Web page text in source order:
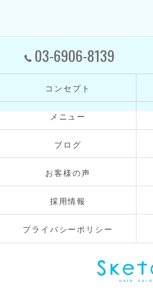
03-6906-8139
コンセプト
メニュー
ブログ
お客様の声
採用情報
プライバシーポリシー